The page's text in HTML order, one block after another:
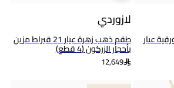
عيار
لازوردي
طقم ذهب زهرة عيار 21 قيراط مزين
بأحجار الزركون (4 قطع)
12,649